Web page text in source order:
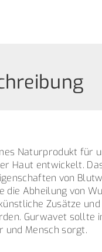
Naturprodukt für
Haut entwickelt.
von
Abheilung von
Zusätze
Gurwavet sollte
und Mensch sorgt.